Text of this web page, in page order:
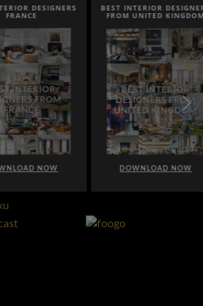
DESIGNERS
NOW
BEST INTERIOR DESIGNERS
FROM UNITED KINGDOM
DOWNLOAD NOW